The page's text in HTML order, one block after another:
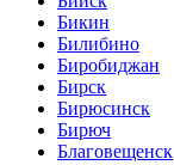
Бикин
Билибино
Биробиджан
Бирск
Бирюсинск
Бирюч
Благовещенск